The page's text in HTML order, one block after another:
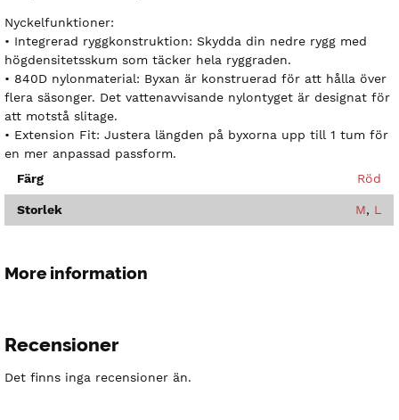
Nyckelfunktioner:
• Integrerad ryggkonstruktion: Skydda din nedre rygg med
högdensitetsskum som täcker hela ryggraden.
• 840D nylonmaterial: Byxan är konstruerad för att hålla över
flera säsonger. Det vattenavvisande nylontyget är designat för
att motstå slitage.
• Extension Fit: Justera längden på byxorna upp till 1 tum för
en mer anpassad passform.
Färg
Röd
Storlek M, L
More information
Recensioner
Det finns inga recensioner än.